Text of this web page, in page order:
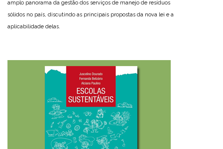
amplo panorama da gestão dos serviços de manejo de resíduos
sólidos no país, discutindo as principais propostas da nova lei e a
aplicabilidade delas.